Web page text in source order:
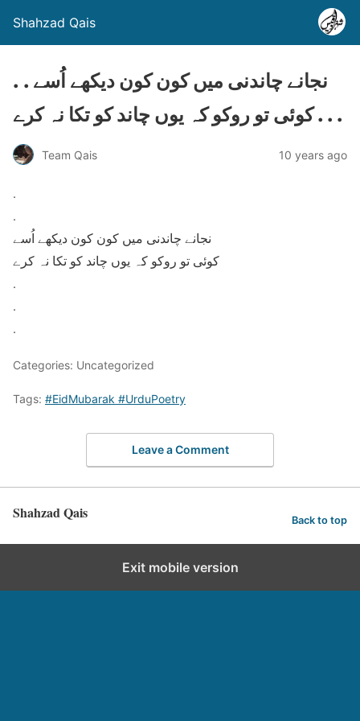
Shahzad Qais
. . نجانے چاندنی میں کون کون دیکھے اُسے
کوئی تو روکو کہ یوں چاند کو تکا نہ کرے . . .
Team Qais 10 years ago
.
.
نجانے چاندنی میں کون کون دیکھے اُسے
کوئی تو روکو کہ یوں چاند کو تکا نہ کرے
.
.
.
Categories: Uncategorized
Tags: #EidMubarak #UrduPoetry
Leave a Comment
Shahzad Qais Back to top
Exit mobile version